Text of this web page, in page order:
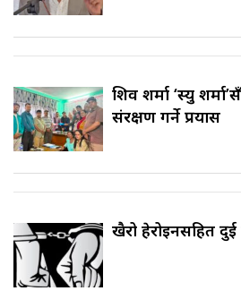
शिव शर्मा ‘स्यु
संरक्षण गर्ने प्रयास
खैरो हेरोइनसहित दुई